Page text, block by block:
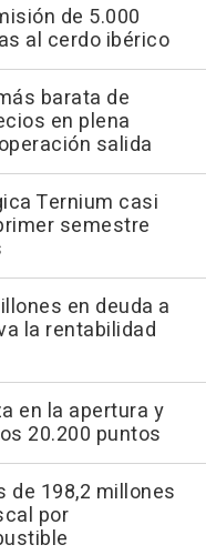
de 5.000
al cerdo ibérico
barata de
en plena
salida
Ternium casi
semestre
en deuda a
la rentabilidad
en la apertura y
20.200 puntos
de 198,2 millones
por